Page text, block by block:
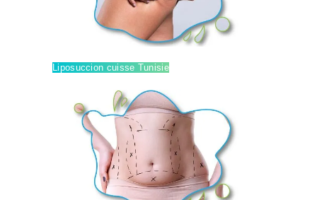
Liposuccion cuisse Tunisie